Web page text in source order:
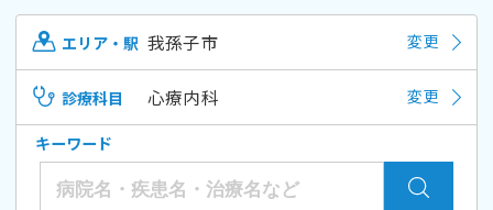
エリア・駅 我孫子市 変更
診療科目 心療内科 変更
キーワード